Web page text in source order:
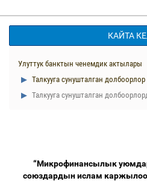
КАЙТА
Улуттук банктын ченемдик актылары
Талкууга сунушталган долбоорлор
Талкууга сунушталган
“Микрофинансылык
союздардын ислам каржылоо